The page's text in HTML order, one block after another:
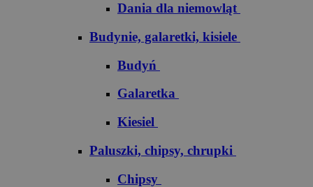
Dania dla niemowląt
Budynie, galaretki, kisiele
Budyń
Galaretka
Kiesiel
Paluszki, chipsy, chrupki
Chipsy